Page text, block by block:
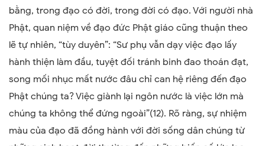
bằng, trong đạo có đời, trong đời có đạo. Với người nhà
Phật, quan niệm về đạo đức Phật giáo cũng thuận theo
lẽ tự nhiên, “tùy duyên”: “Sư phụ vẫn dạy việc đạo lấy
hành thiện làm đầu, tuyệt đối tránh binh đao thoán đạt,
song mối nhục mất nước đâu chỉ can hệ riêng đến đạo
Phật chúng ta? Việc giành lại ngôn nước là việc lớn mà
chúng ta không thể đứng ngoài”(12). Rõ ràng, sự nhiệm
màu của đạo đã đồng hành với đời sống dân chúng từ